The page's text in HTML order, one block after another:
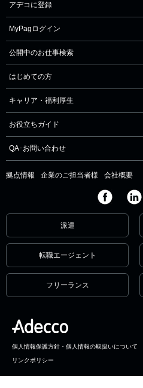
アデコに登録
MyPagログイン
公開中のお仕事検索
はじめての方
キャリア・福利厚生
お役立ちガイド
QA･お問い合わせ
拠点情報 企業のご担当者様 会社概要
派遣
転職エージェント
フリーランス
個人情報保護方針・個人情報の取扱いについて
リンクポリシー